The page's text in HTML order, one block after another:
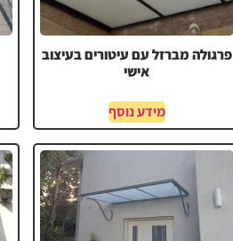
פרגולה מברזל עם עיטורים בעיצוב
אישי
מידע נוסף